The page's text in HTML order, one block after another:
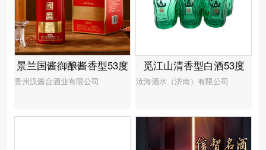
景兰国酱御酿酱香型53度
贵州汉酱台酒业有限公司
觅江山清香型白酒53度
汝海酒水（济南）有限公司